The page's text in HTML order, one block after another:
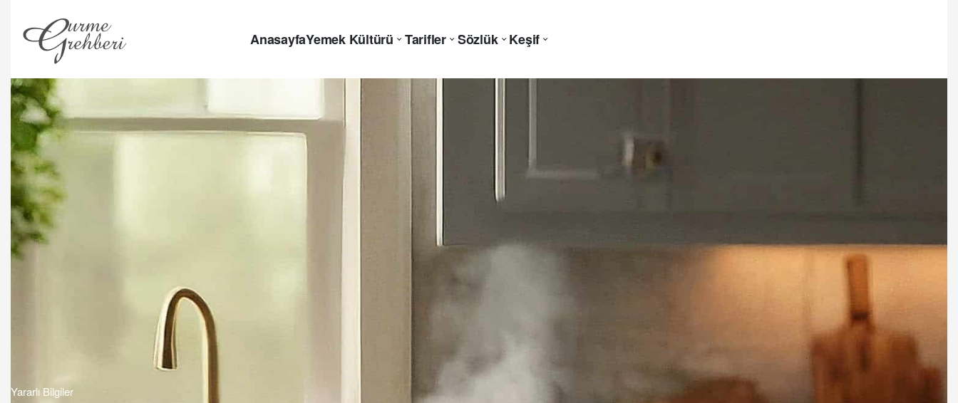
AnasayfaYemek Kültürü Tarifler Sözlük Keşif
Yararlı Bilgiler